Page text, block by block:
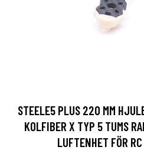
STEELE5 PLUS 220 MM
KOLFIBER X TYP 5 TUMS
LUFTENHET FÖR